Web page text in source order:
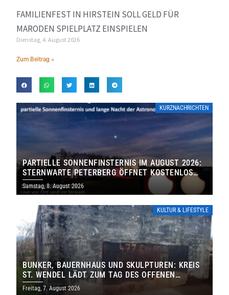
FAMILIENFEST IN HIRSTEIN SOLL GELD FÜR
MARODEN SPIELPLATZ EINSPIELEN
Dienstag, 4. August 2026
Zum Beitrag »
KURZNACHRICHTEN
PARTIELLE SONNENFINSTERNIS IM AUGUST 2026:
STERNWARTE PETERBERG ÖFFNET KOSTENLOS
IHRE TORE
Samstag, 8. August 2026
KULTUR & LIFESTYLE
BUNKER, BAUERNHAUS UND SKULPTUREN: KREIS
ST. WENDEL LÄDT ZUM TAG DES OFFENEN
DENKMALS EIN
Freitag, 7. August 2026